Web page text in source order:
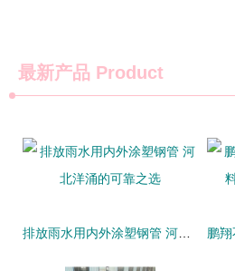
最新产品 Product